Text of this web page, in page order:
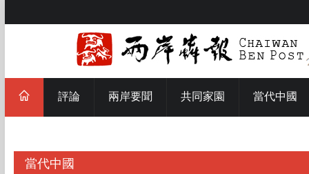
評論 兩岸要聞 共同家園 當代中國
當代中國